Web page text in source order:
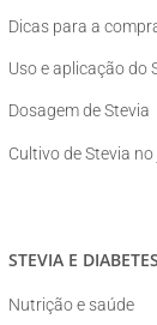
Dicas para a
Uso e aplicação do
Dosagem de Stevia
Cultivo de Stevia
STEVIA E DIABETES
Nutrição e saúde